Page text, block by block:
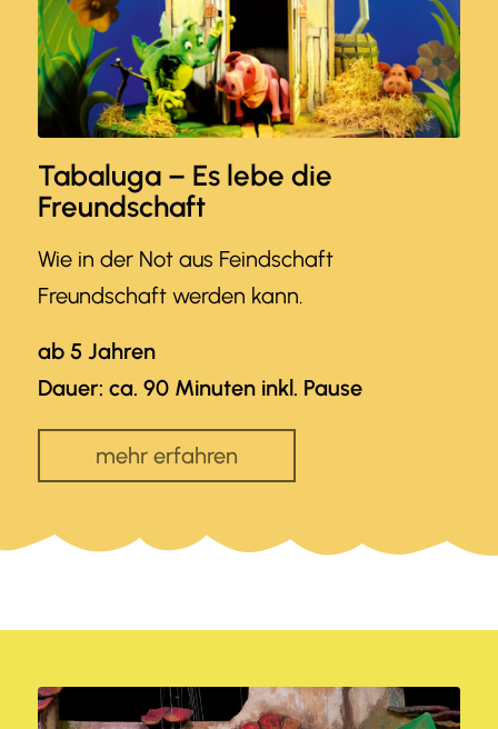
Tabaluga – Es lebe die
Freundschaft
Wie in der Not aus Feindschaft
Freundschaft werden kann.
ab 5 Jahren
Dauer: ca. 90 Minuten inkl. Pause
mehr erfahren